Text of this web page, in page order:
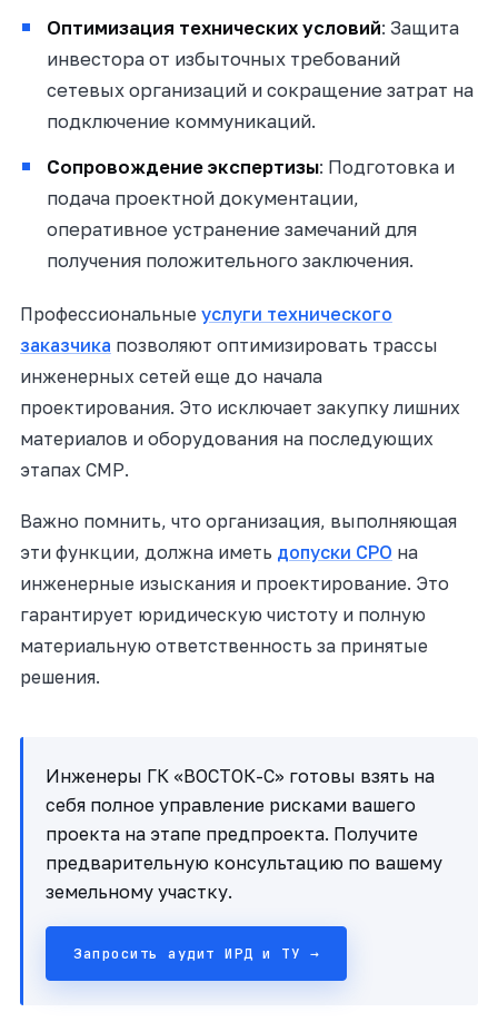
Оптимизация технических условий: Защита
инвестора от избыточных требований
сетевых организаций и сокращение затрат на
подключение коммуникаций.
Сопровождение экспертизы: Подготовка и
подача проектной документации,
оперативное устранение замечаний для
получения положительного заключения.
Профессиональные услуги технического
заказчика позволяют оптимизировать трассы
инженерных сетей еще до начала
проектирования. Это исключает закупку лишних
материалов и оборудования на последующих
этапах СМР.
Важно помнить, что организация, выполняющая
эти функции, должна иметь допуски СРО на
инженерные изыскания и проектирование. Это
гарантирует юридическую чистоту и полную
материальную ответственность за принятые
решения.
Инженеры ГК «ВОСТОК-С» готовы взять на
себя полное управление рисками вашего
проекта на этапе предпроекта. Получите
предварительную консультацию по вашему
земельному участку.
Запросить аудит ИРД и ТУ →